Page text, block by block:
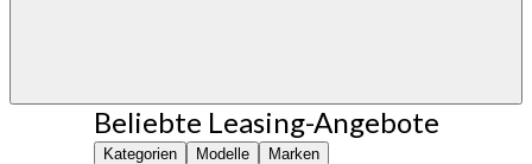
Beliebte Leasing-Angebote
Kategorien Modelle Marken